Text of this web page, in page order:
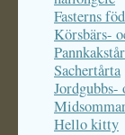
Fasterns
Körsbärs-
Sachertårta
Jordgubbs-
Hello kitty